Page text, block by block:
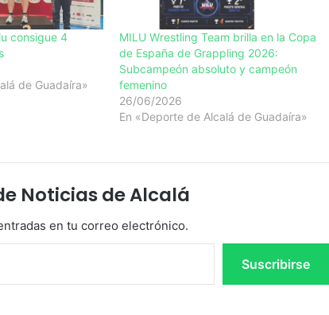
consigue 4
de Guadaíra»
MILU Wrestling Team brilla en la Copa
de España de Grappling 2026:
Subcampeón absoluto y campeón
femenino
26/06/2026
En «Deporte de Alcalá de Guadaíra»
Noticias de Alcalá
en tu correo electrónico.
Suscribirse